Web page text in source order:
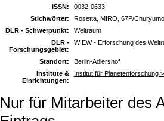
ISSN:
0032-0633
Stichwörter:
Rosetta, MIRO, 67P/
DLR - Schwerpunkt:
Weltraum
DLR -
Forschungsgebiet:
W EW - Erforschung des
Standort:
Berlin-Adlershof
Institute &
Einrichtungen:
Institut für Planetenforschung
Nur für Mitarbeiter des